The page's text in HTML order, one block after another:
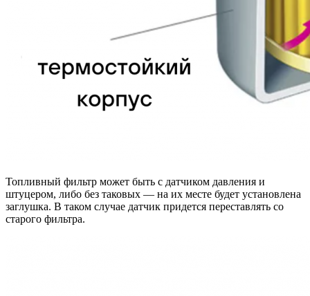
Топливный фильтр может быть с датчиком давления и
штуцером, либо без таковых — на их месте будет установлена
заглушка. В таком случае датчик придется переставлять со
старого фильтра.